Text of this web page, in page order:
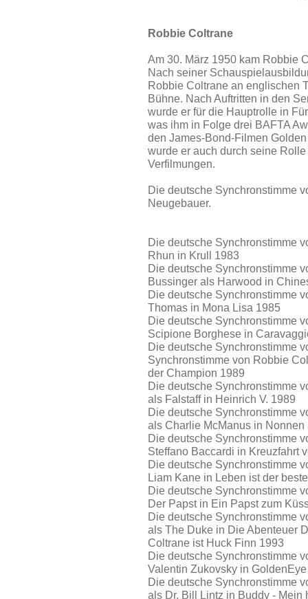
Robbie Coltrane
Am 30. März 1950 kam Robbie
Nach seiner
Robbie Coltrane an englischen
Bühne. Nach Auftritten in den
wurde er für die Hauptrolle in
was ihm in Folge drei BAFTA
den James-Bond-Filmen
wurde er auch durch seine
Verfilmungen.
Die deutsche Synchronstimme
Neugebauer.
Die deutsche Synchronstimme
Rhun in Krull 1983
Die deutsche Synchronstimme
Bussinger als Harwood in
Die deutsche Synchronstimme
Thomas in Mona Lisa 1985
Die deutsche Synchronstimme
Scipione Borghese in
Die deutsche Synchronstimme
Synchronstimme von Robbie
der Champion 1989
Die deutsche Synchronstimme
als Falstaff in Heinrich V. 1989
Die deutsche Synchronstimme
als Charlie McManus in Nonnen
Die deutsche Synchronstimme
Steffano Baccardi in Kreuzfahrt
Die deutsche Synchronstimme
Liam Kane in Leben ist der
Die deutsche Synchronstimme
Der Papst in Ein Papst zum
Die deutsche Synchronstimme
als The Duke in Die Abenteuer
Coltrane ist Huck Finn 1993
Die deutsche Synchronstimme
Valentin Zukovsky in
Die deutsche Synchronstimme
als Dr. Bill Lintz in Buddy - Mein